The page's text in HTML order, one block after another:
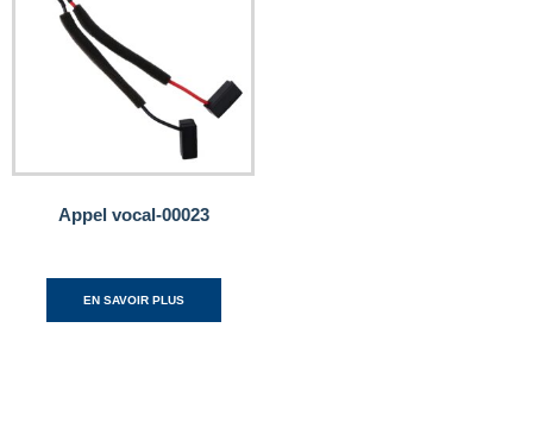
Appel vocal-00023
EN SAVOIR PLUS